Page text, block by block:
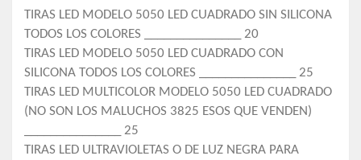
TIRAS LED MODELO 5050 LED CUADRADO SIN SILICONA
TODOS LOS COLORES _______________ 20
TIRAS LED MODELO 5050 LED CUADRADO CON
SILICONA TODOS LOS COLORES _______________ 25
TIRAS LED MULTICOLOR MODELO 5050 LED CUADRADO
(NO SON LOS MALUCHOS 3825 ESOS QUE VENDEN)
_______________ 25
TIRAS LED ULTRAVIOLETAS O DE LUZ NEGRA PARA